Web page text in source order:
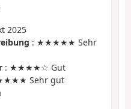
2025
: ★★★★★ Sehr
: ★★★★☆ Gut
Sehr gut